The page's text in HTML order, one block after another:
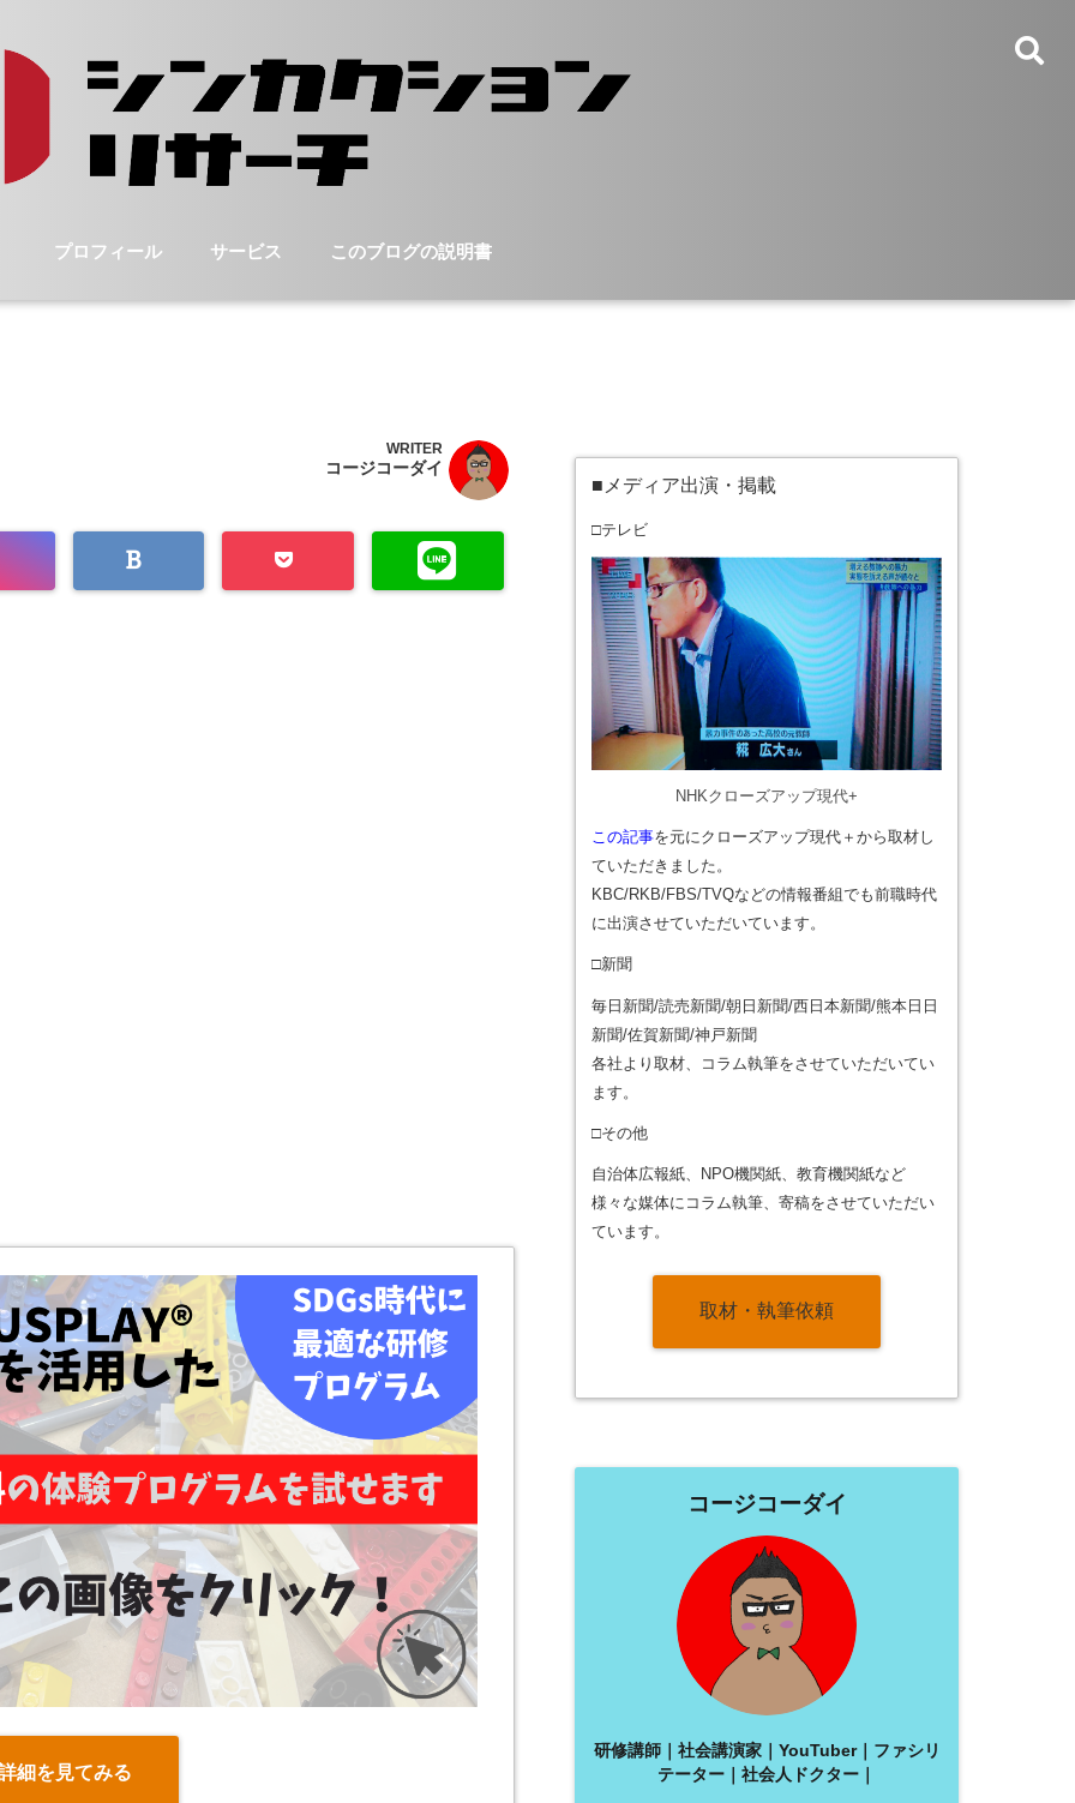
プロフィール サービス このブログの説明書
WRITER
コージコーダイ
細を見てみる
■メディア出演・掲載
□テレビ
NHKクローズアップ現代+
この記事を元にクローズアップ現代＋から取材し
ていただきました。
KBC/RKB/FBS/TVQなどの情報番組でも前職時代
に出演させていただいています。
□新聞
毎日新聞/読売新聞/朝日新聞/西日本新聞/熊本日日
新聞/佐賀新聞/神戸新聞
各社より取材、コラム執筆をさせていただいてい
ます。
□その他
自治体広報紙、NPO機関紙、教育機関紙など
様々な媒体にコラム執筆、寄稿をさせていただい
ています。
取材・執筆依頼
コージコーダイ
研修講師｜社会講演家｜YouTuber｜ファシリ
テーター｜社会人ドクター｜